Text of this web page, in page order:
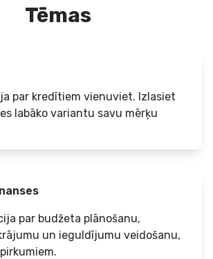
Tēmas
par kredītiem vienuviet. Izlasiet
labāko variantu savu mērķu
par budžeta plānošanu,
un ieguldījumu veidošanu,